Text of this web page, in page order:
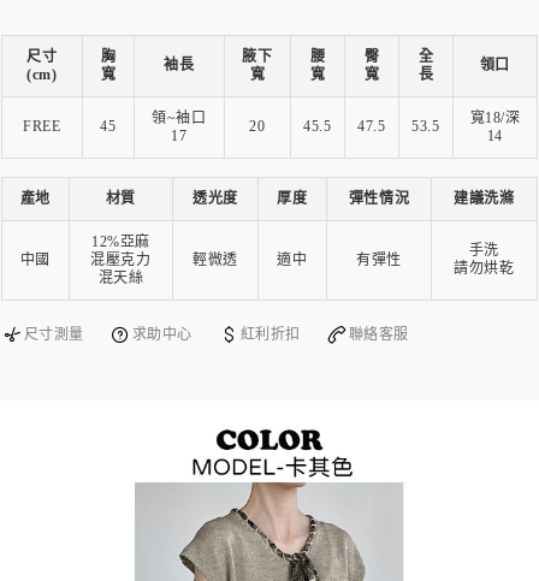
尺寸
(cm)
胸
寬
袖長
腋下
寬
腰
寬
臀
寬
全
長
領口
FREE 45
領~袖口
17
20 45.5 47.5 53.5
寬18/深
14
產地 材質 透光度 厚度 彈性情況 建議洗滌
中國
12%亞麻
混壓克力
混天絲
輕微透 適中 有彈性
手洗
請勿烘乾
尺寸測量 求助中心 紅利折扣 聯絡客服